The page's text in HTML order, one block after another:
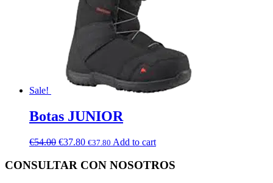
Sale!
Botas JUNIOR
€54.00 €37.80 €37.80 Add to cart
CONSULTAR CON NOSOTROS